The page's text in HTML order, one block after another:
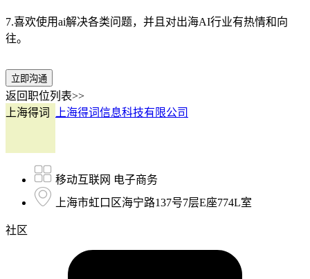
7.喜欢使用ai解决各类问题，并且对出海AI行业有热情和向
往。
立即沟通
返回职位列表>>
上海得词
上海得词信息科技有限公司
移动互联网 电子商务
上海市虹口区海宁路137号7层E座774L室
社区